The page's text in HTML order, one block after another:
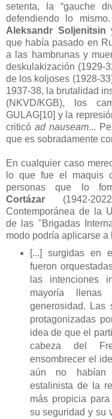
setenta, la “gauche
defendiendo lo
Aleksandr Soljenitsin
que había pasado en
a las hambrunas y
deskulakización (1929-
de los koljoses (1928-
1937-38, la brutalidad
(NKVD/KGB), los
GULAG[10] y la
criticóad nauseam...
que es sobradamente
En cualquier caso
lo que fue el maquis
personas que lo
Cortázar (1942-
Contemporánea de la
de las "Brigadas
modo podría aplicarse
[...] surgidas en
fueron
las intenciones
mayoría
generosidad. Las
protagonizadas
idea de que el
cabeza del
ensombrecer el
aún no habían
estalinista de la
más propicia
su seguridad y su